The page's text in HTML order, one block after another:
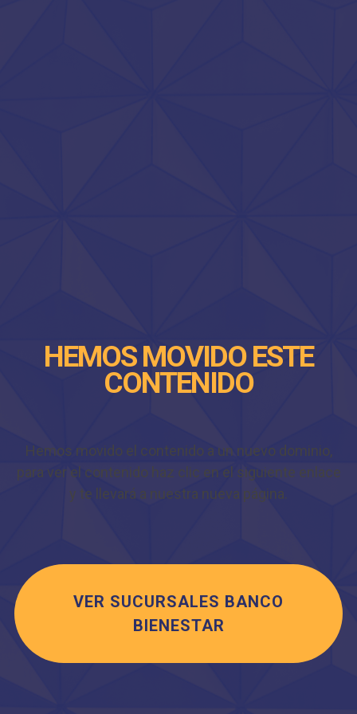
HEMOS MOVIDO ESTE
CONTENIDO
Hemos movido el contenido a un nuevo dominio,
para ver el contenido haz clic en el siguiente enlace
y te llevará a nuestra nueva página.
VER SUCURSALES BANCO
BIENESTAR